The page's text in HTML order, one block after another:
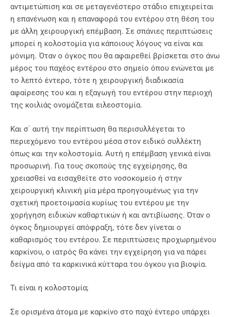
αντιμετώπιση και σε μεταγενέστερο στάδιο επιχειρείται
η επανένωση και η επαναφορά του εντέρου στη θέση του
με άλλη χειρουργική επέμβαση. Σε σπάνιες περιπτώσεις
μπορεί η κολοστομία για κάποιους λόγους να είναι και
μόνιμη. Όταν ο όγκος που θα αφαιρεθεί βρίσκεται στο άνω
μέρος του παχέος εντέρου στο σημείο όπου ενώνεται με
το λεπτό έντερο, τότε η χειρουργική διαδικασία
αφαίρεσης του και η εξαγωγή του εντέρου στην περιοχή
της κοιλιάς ονομάζεται ειλεοστομία.
Και σ΄ αυτή την περίπτωση θα περισυλλέγεται το
περιεχόμενο του εντέρου μέσα στον ειδικό συλλέκτη
όπως και την κολοστομία. Αυτή η επέμβαση γενικά είναι
προσωρινή. Για τους σκοπούς της εγχείρησης, θα
χρειασθεί να εισαχθείτε στο νοσοκομείο ή στην
χειρουργική κλινική μία μέρα προηγουμένως για την
σχετική προετοιμασία κυρίως του εντέρου με την
χορήγηση ειδικών καθαρτικών ή και αντιβίωσης. Όταν ο
όγκος δημιουργεί απόφραξη, τότε δεν γίνεται ο
καθαρισμός του εντέρου. Σε περιπτώσεις προχωρημένου
καρκίνου, ο ιατρός θα κάνει την εγχείρηση για να πάρει
δείγμα από τα καρκινικά κύτταρα του όγκου για βιοψία.
Τι είναι η κολοστομία;
Σε ορισμένα άτομα με καρκίνο στο παχύ έντερο υπάρχει